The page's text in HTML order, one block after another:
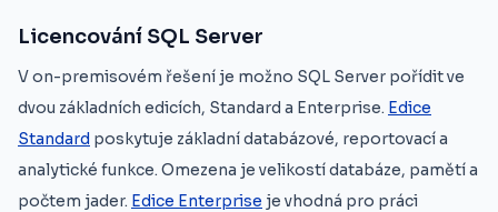
Licencování SQL Server
V on-premisovém řešení je možno SQL Server pořídit ve
dvou základních edicích, Standard a Enterprise. Edice
Standard poskytuje základní databázové, reportovací a
analytické funkce. Omezena je velikostí databáze, pamětí a
počtem jader. Edice Enterprise je vhodná pro práci